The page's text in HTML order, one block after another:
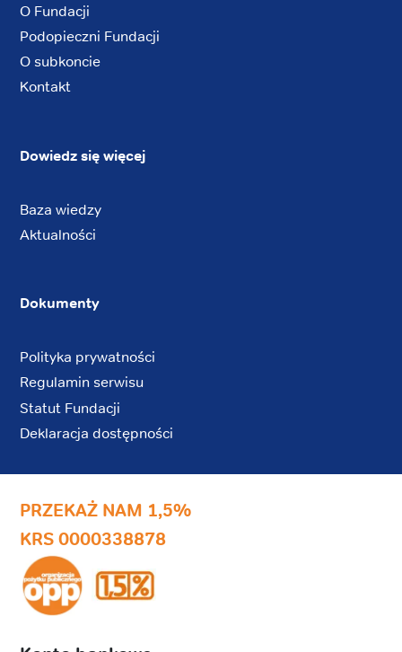
O Fundacji
Podopieczni Fundacji
O subkoncie
Kontakt
Dowiedz się więcej
Baza wiedzy
Aktualności
Dokumenty
Polityka prywatności
Regulamin serwisu
Statut Fundacji
Deklaracja dostępności
PRZEKAŻ NAM 1,5%
KRS 0000338878